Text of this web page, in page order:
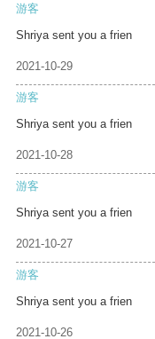
游客
Shriya sent you a frien
2021-10-29
游客
Shriya sent you a frien
2021-10-28
游客
Shriya sent you a frien
2021-10-27
游客
Shriya sent you a frien
2021-10-26